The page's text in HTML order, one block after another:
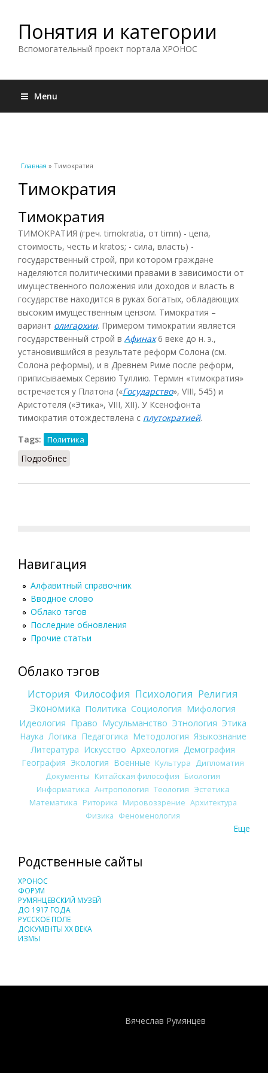
Понятия и категории
Вспомогательный проект портала ХРОНОС
Menu
Вы здесь
Главная » Тимократия
Тимократия
Тимократия
ТИМОКРАТИЯ (греч. timokratia, от timn) - цепа,
стоимость, честь и kratos; - сила, власть) -
государственный строй, при котором граждане
наделяются политическими правами в зависимости от
имущественного положения или доходов и власть в
государстве находится в руках богатых, обладающих
высоким имущественным цензом. Тимократия –
вариант олигархии. Примером тимократии является
государственный строй в Афинах6 веке до н. э.,
установившийся в результате реформ Солона (см.
Солона реформы), и в Древнем Риме после реформ,
приписываемых Сервию Туллию. Термин «тимократия»
встречается у Платона («Государство», VIII, 545) и
Аристотеля («Этика», VIII, XII). У Ксенофонта
тимократия отождествлена с плутократией.
Tags:
Политика
Подробнее
Навигация
Алфавитный справочник
Вводное слово
Облако тэгов
Последние обновления
Прочие статьи
Облако тэгов
История Философия Психология Религия
Экономика Политика Социология Мифология
Идеология Право Мусульманство Этнология Этика
Наука Логика Педагогика Методология Языкознание
Литература Искусство Археология Демография
География Экология Военные Культура
Дипломатия
Документы Китайская философия Биология
Информатика Антропология Теология Эстетика
Математика Риторика Мировоззрение Архитектура
Физика Феноменология
Еще
Родственные сайты
ХРОНОС
ФОРУМ
РУМЯНЦЕВСКИЙ МУЗЕЙ
ДО 1917 ГОДА
РУССКОЕ ПОЛЕ
ДОКУМЕНТЫ XX ВЕКА
ИЗМЫ
Вячеслав Румянцев